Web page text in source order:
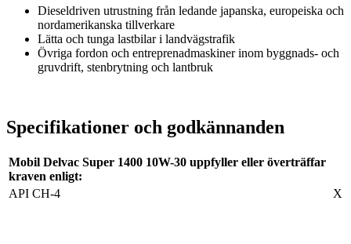
Dieseldriven utrustning från ledande japanska, europeiska och
nordamerikanska tillverkare
Lätta och tunga lastbilar i landvägstrafik
Övriga fordon och entreprenadmaskiner inom byggnads- och
gruvdrift, stenbrytning och lantbruk
Specifikationer och godkännanden
Mobil Delvac Super 1400 10W-30 uppfyller eller överträffar
kraven enligt:
API CH-4
X